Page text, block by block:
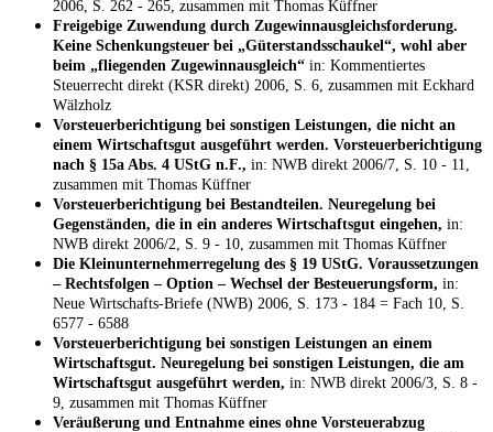
2006, S. 262 - 265, zusammen mit Thomas Küffner
Freigebige Zuwendung durch Zugewinnausgleichsforderung.
Keine Schenkungsteuer bei „Güterstandsschaukel“, wohl aber
beim „fliegenden Zugewinnausgleich“ in: Kommentiertes
Steuerrecht direkt (KSR direkt) 2006, S. 6, zusammen mit Eckhard
Wälzholz
Vorsteuerberichtigung bei sonstigen Leistungen, die nicht an
einem Wirtschaftsgut ausgeführt werden. Vorsteuerberichtigung
nach § 15a Abs. 4 UStG n.F., in: NWB direkt 2006/7, S. 10 - 11,
zusammen mit Thomas Küffner
Vorsteuerberichtigung bei Bestandteilen. Neuregelung bei
Gegenständen, die in ein anderes Wirtschaftsgut eingehen, in:
NWB direkt 2006/2, S. 9 - 10, zusammen mit Thomas Küffner
Die Kleinunternehmerregelung des § 19 UStG. Voraussetzungen
– Rechtsfolgen – Option – Wechsel der Besteuerungsform, in:
Neue Wirtschafts-Briefe (NWB) 2006, S. 173 - 184 = Fach 10, S.
6577 - 6588
Vorsteuerberichtigung bei sonstigen Leistungen an einem
Wirtschaftsgut. Neuregelung bei sonstigen Leistungen, die am
Wirtschaftsgut ausgeführt werden, in: NWB direkt 2006/3, S. 8 -
9, zusammen mit Thomas Küffner
Veräußerung und Entnahme eines ohne Vorsteuerabzug